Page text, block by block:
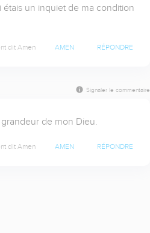
un inquiet de ma condition
dit Amen AMEN RÉPONDRE
Signaler le commentaire
de mon Dieu.
dit Amen AMEN RÉPONDRE